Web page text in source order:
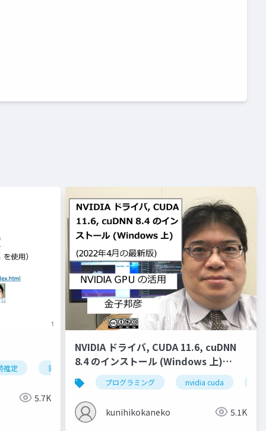
ジオメトリ 流入口 ベイク
推定 頭部の姿勢推定 オブジェクトの姿勢推定
5.7K
NVIDIA ドライバ, CUDA 11.6, cuDNN
8.4 のインストール (Windows 上)
(2022年4月の最新版)
プログラミング nvidia cuda
kunihikokaneko 5.1K